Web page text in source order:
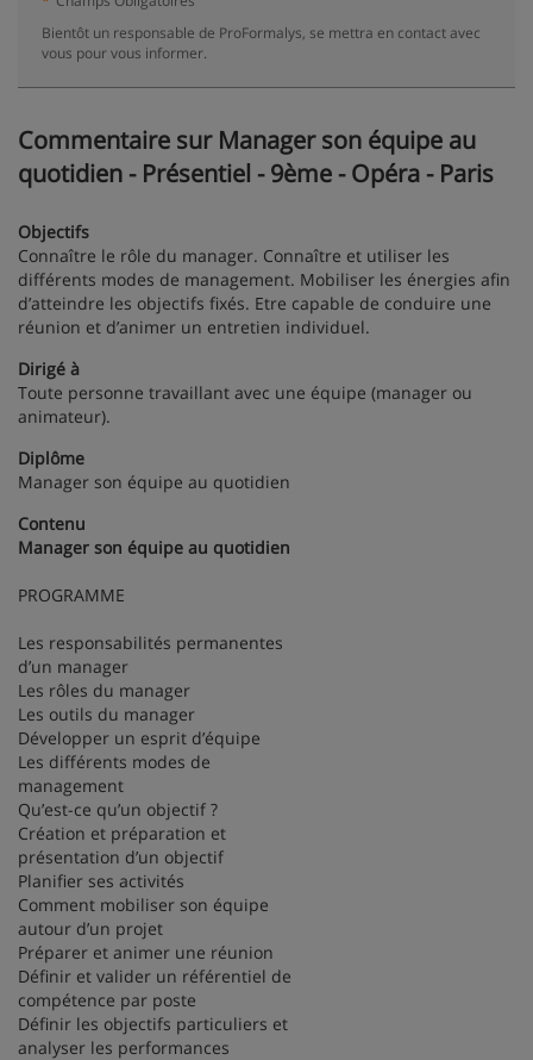
Bientôt un responsable de ProFormalys, se mettra en contact avec
vous pour vous informer.
Commentaire sur Manager son équipe au
quotidien - Présentiel - 9ème - Opéra - Paris
Objectifs
Connaître le rôle du manager. Connaître et utiliser les
différents modes de management. Mobiliser les énergies afin
d’atteindre les objectifs fixés. Etre capable de conduire une
réunion et d’animer un entretien individuel.
Dirigé à
Toute personne travaillant avec une équipe (manager ou
animateur).
Diplôme
Manager son équipe au quotidien
Contenu
Manager son équipe au quotidien
PROGRAMME
Les responsabilités permanentes
d’un manager
Les rôles du manager
Les outils du manager
Développer un esprit d’équipe
Les différents modes de
management
Qu’est-ce qu’un objectif ?
Création et préparation et
présentation d’un objectif
Planifier ses activités
Comment mobiliser son équipe
autour d’un projet
Préparer et animer une réunion
Définir et valider un référentiel de
compétence par poste
Définir les objectifs particuliers et
analyser les performances